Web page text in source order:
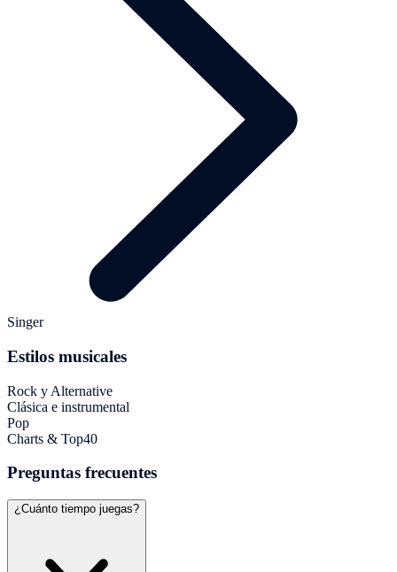
Singer
Estilos musicales
Rock y Alternative
Clásica e instrumental
Pop
Charts & Top40
Preguntas frecuentes
¿Cuánto tiempo juegas?